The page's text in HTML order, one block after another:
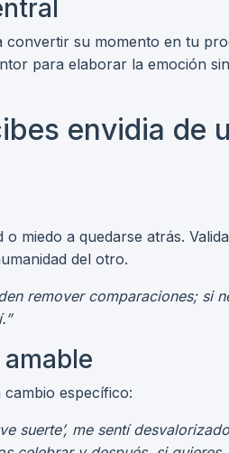
su momento en tu
para elaborar la emoción sin
envidia de
miedo a quedarse atrás.
del otro.
remover comparaciones; si
específico:
suerte’, me sentí